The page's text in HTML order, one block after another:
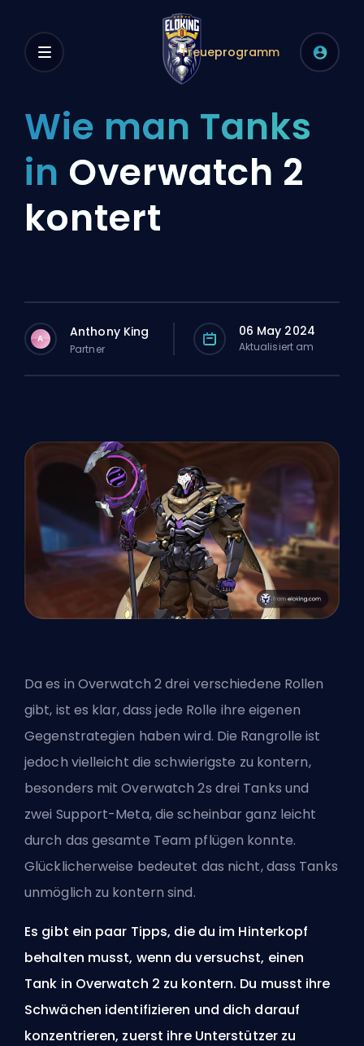
Treueprogramm
Wie man Tanks
in Overwatch 2
kontert
A Anthony King
Partner
06 May 2024
Aktualisiert am
Da es in Overwatch 2 drei verschiedene Rollen
gibt, ist es klar, dass jede Rolle ihre eigenen
Gegenstrategien haben wird. Die Rangrolle ist
jedoch vielleicht die schwierigste zu kontern,
besonders mit Overwatch 2s drei Tanks und
zwei Support-Meta, die scheinbar ganz leicht
durch das gesamte Team pflügen konnte.
Glücklicherweise bedeutet das nicht, dass Tanks
unmöglich zu kontern sind.
Es gibt ein paar Tipps, die du im Hinterkopf
behalten musst, wenn du versuchst, einen
Tank in Overwatch 2 zu kontern. Du musst ihre
Schwächen identifizieren und dich darauf
konzentrieren, zuerst ihre Unterstützer zu